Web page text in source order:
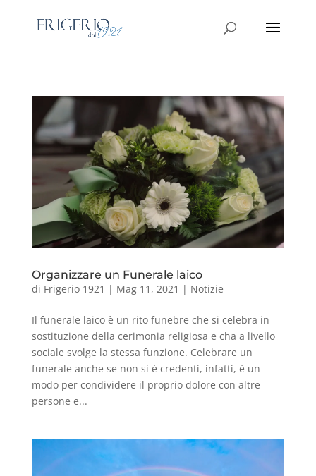
Organizzare un Funerale laico
di Frigerio 1921 | Mag 11, 2021 | Notizie
Il funerale laico è un rito funebre che si celebra in
sostituzione della cerimonia religiosa e cha a livello
sociale svolge la stessa funzione. Celebrare un
funerale anche se non si è credenti, infatti, è un
modo per condividere il proprio dolore con altre
persone e...